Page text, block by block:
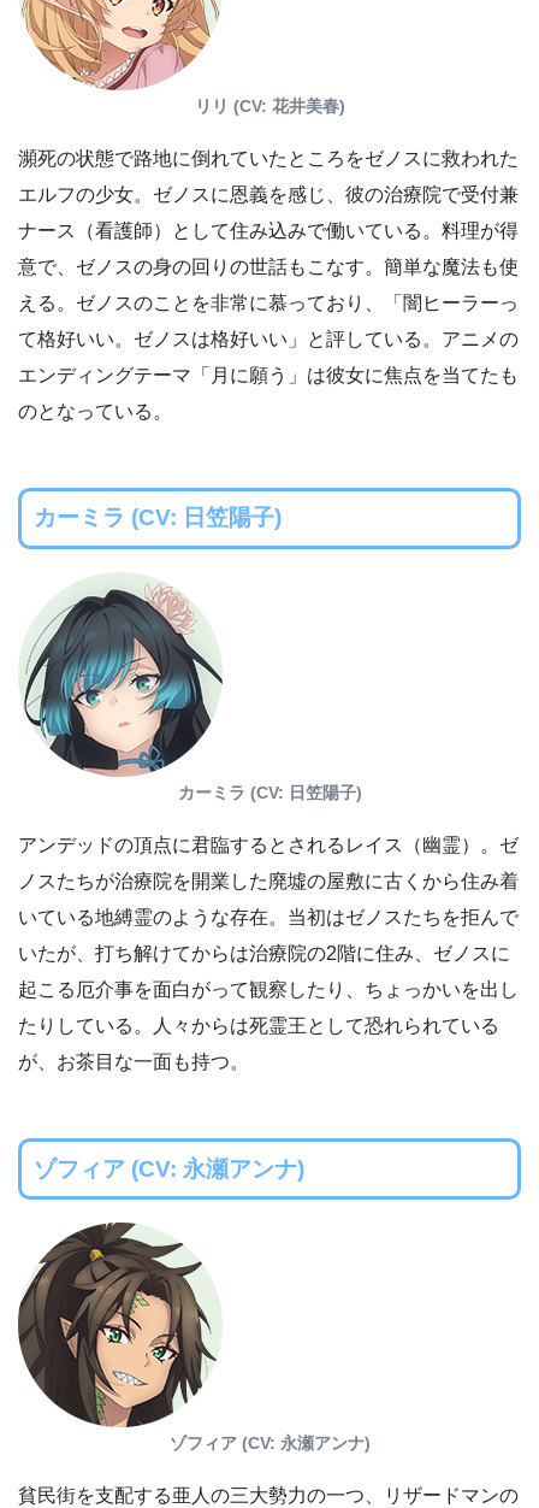
リリ (CV: 花井美春)
瀕死の状態で路地に倒れていたところをゼノスに救われた
エルフの少女。ゼノスに恩義を感じ、彼の治療院で受付兼
ナース（看護師）として住み込みで働いている。料理が得
意で、ゼノスの身の回りの世話もこなす。簡単な魔法も使
える。ゼノスのことを非常に慕っており、「闇ヒーラーっ
て格好いい。ゼノスは格好いい」と評している。アニメの
エンディングテーマ「月に願う」は彼女に焦点を当てたも
のとなっている。
カーミラ (CV: 日笠陽子)
カーミラ (CV: 日笠陽子)
アンデッドの頂点に君臨するとされるレイス（幽霊）。ゼ
ノスたちが治療院を開業した廃墟の屋敷に古くから住み着
いている地縛霊のような存在。当初はゼノスたちを拒んで
いたが、打ち解けてからは治療院の2階に住み、ゼノスに
起こる厄介事を面白がって観察したり、ちょっかいを出し
たりしている。人々からは死霊王として恐れられている
が、お茶目な一面も持つ。
ゾフィア (CV: 永瀬アンナ)
ゾフィア (CV: 永瀬アンナ)
貧民街を支配する亜人の三大勢力の一つ、リザードマンの